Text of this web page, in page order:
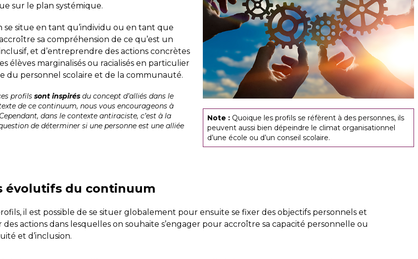
Note :Quoique les profils se réfèrent à des personnes, ils
peuvent aussi bien dépeindre le climat organisationnel
d’une école ou d’un conseil scolaire.
sur le plan systémique.
se situe en tant qu’individu ou en tant que
sa compréhension de ce qu’est un
et d’entreprendre des actions concrètes
élèves marginalisés ou racialisés en particulier
du personnel scolaire et de la communauté.
profils sont inspirésdu concept d’alliés dans le
de ce continuum, nous vous encourageons à
dans le contexte antiraciste, c’est à la
de déterminer si une personne est une alliée
évolutifs du continuum
il est possible de se situer globalement pour ensuite se fixer des objectifs personnels et
des actions dans lesquelles on souhaite s’engager pour accroître sa capacité personnelle ou
et d’inclusion.